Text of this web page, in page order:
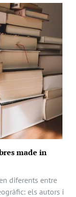
made in
diferents entre
els autors i